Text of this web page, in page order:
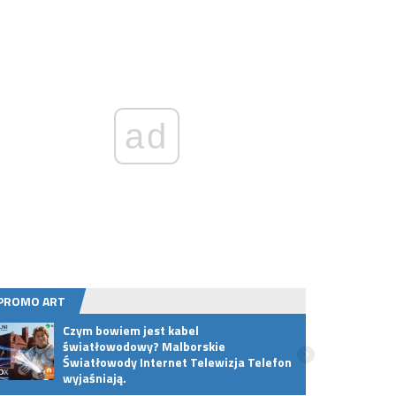
ad
ART
Czym bowiem jest kabel
światłowodowy? Malborskie
Światłowody Internet Telewizja Telefon
wyjaśniają.